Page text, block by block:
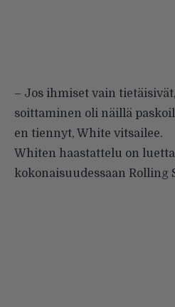
– Jos ihmiset vain
soittaminen oli näillä
en tiennyt, White vitsailee.
Whiten haastattelu on
kokonaisuudessaan Rolling